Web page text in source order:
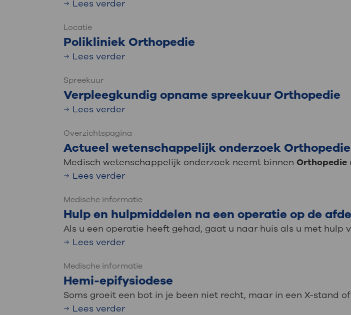
Lees verder
Locatie
Polikliniek Orthopedie
Lees verder
Spreekuur
Verpleegkundig opname spreekuur Orthopedie
Lees verder
Overzichtspagina
Actueel wetenschappelijk onderzoek Orthopedie
Medisch wetenschappelijk onderzoek neemt binnenOrthopedie
Lees verder
Medische informatie
Hulp en hulpmiddelen na een operatie op de
Als u een operatie heeft gehad, gaat u naar huis als u met hulp
Lees verder
Medische informatie
Hemi-epifysiodese
Soms groeit een bot in je been niet recht, maar in een X-stand
Lees verder